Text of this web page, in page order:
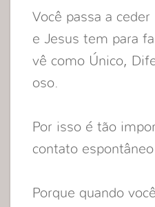
Você passa a
e Jesus tem para
vê como Único,
oso.
Por isso é tão
contato espontâneo
Porque quando